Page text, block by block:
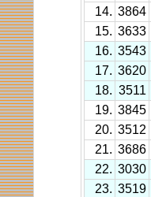
14. 3864
15. 3633
16. 3543
17. 3620
18. 3511
19. 3845
20. 3512
21. 3686
22. 3030
23. 3519